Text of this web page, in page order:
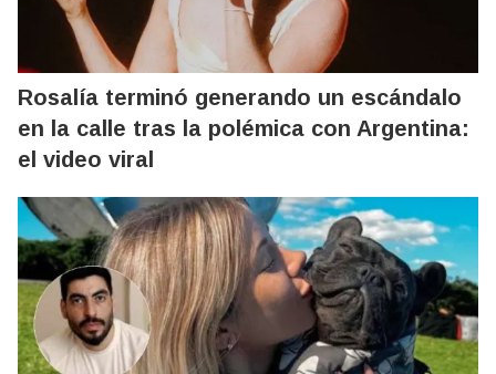
Rosalía terminó generando un escándalo
en la calle tras la polémica con Argentina:
el video viral